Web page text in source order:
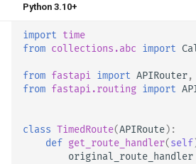
Python 3.10+
import time
from collections.abc import
from fastapi import APIRouter,
from fastapi.routing import
class TimedRoute(APIRoute):
def get_route_handler(self
original_route_handler